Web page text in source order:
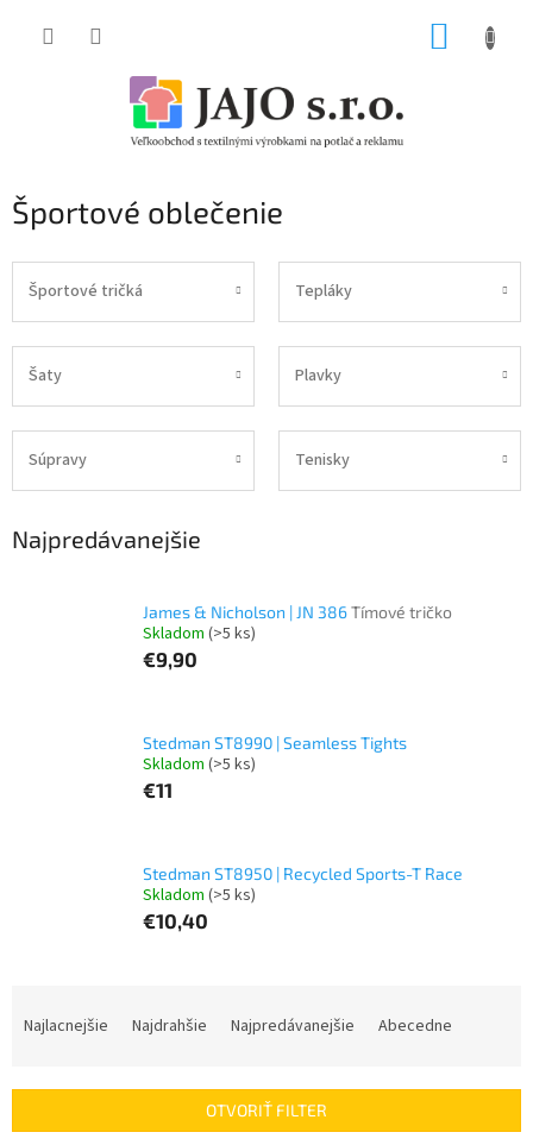
Športové oblečenie
Športové tričká Tepláky
Šaty Plavky
Súpravy Tenisky
Najpredávanejšie
James & Nicholson | JN 386Tímové tričko
Skladom (>5 ks)
€9,90
Stedman ST8990 | Seamless Tights
Skladom (>5 ks)
€11
Stedman ST8950 | Recycled Sports-T Race
Skladom (>5 ks)
€10,40
i
Najlacnejšie Najdrahšie Najpredávanejšie Abecedne
OTVORIŤ FILTER